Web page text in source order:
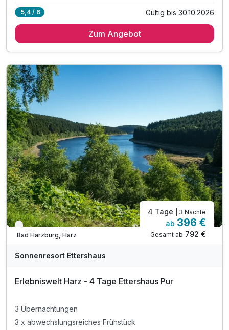
1 x leckeres Frühstück vom Buffet
inkl. Nutzung des 1000m² großen Wellnessbereiches
Nutzung unserer Badelandschaft-Innen- & Außenpool
inkl. Saunalandschaft mit drei Saunen
inkl. Bademantel & Saunatuch für ihren Aufenthalt
inkl. Ruheraum mit Panorama-Fenster
inkl. Sonnenterrasse mit Blick auf die Burgberg
5,4 / 6 Gültig bis 30.10.2026
Zum Angebot
Nur noch bis Oktober
Bad Harzburg, Harz
4 Tage | 3 Nächte
ab 396 €
Gesamt ab 792 €
Sonnenresort Ettershaus
Erlebniswelt Harz - 4 Tage Ettershaus Pur
3 Übernachtungen
3 x abwechslungsreiches Frühstück